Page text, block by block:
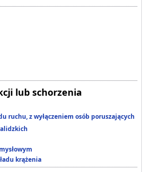
lub schorzenia
ruchu, z wyłączeniem osób poruszających
krążenia